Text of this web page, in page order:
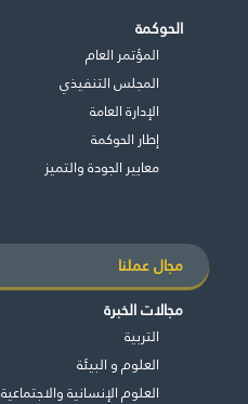
الحوكمة
المؤتمر العام
المجلس التنفيذي
اﻹدارة العامة
إطار الحوكمة
معايير الجودة والتميز
مجال عملنا
مجالات الخبرة
التربية
العلوم و البيئة
العلوم الإنسانية والاجتماعية